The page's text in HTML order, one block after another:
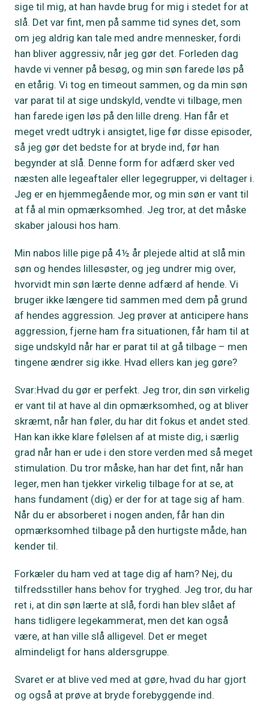
sige til mig, at han havde brug for mig i stedet for at
slå. Det var fint, men på samme tid synes det, som
om jeg aldrig kan tale med andre mennesker, fordi
han bliver aggressiv, når jeg gør det. Forleden dag
havde vi venner på besøg, og min søn farede løs på
en etårig. Vi tog en timeout sammen, og da min søn
var parat til at sige undskyld, vendte vi tilbage, men
han farede igen løs på den lille dreng. Han får et
meget vredt udtryk i ansigtet, lige før disse episoder,
så jeg gør det bedste for at bryde ind, før han
begynder at slå. Denne form for adfærd sker ved
næsten alle legeaftaler eller legegrupper, vi deltager i.
Jeg er en hjemmegående mor, og min søn er vant til
at få al min opmærksomhed. Jeg tror, at det måske
skaber jalousi hos ham.
Min nabos lille pige på 4½ år plejede altid at slå min
søn og hendes lillesøster, og jeg undrer mig over,
hvorvidt min søn lærte denne adfærd af hende. Vi
bruger ikke længere tid sammen med dem på grund
af hendes aggression. Jeg prøver at anticipere hans
aggression, fjerne ham fra situationen, får ham til at
sige undskyld når har er parat til at gå tilbage – men
tingene ændrer sig ikke. Hvad ellers kan jeg gøre?
Svar:Hvad du gør er perfekt. Jeg tror, din søn virkelig
er vant til at have al din opmærksomhed, og at bliver
skræmt, når han føler, du har dit fokus et andet sted.
Han kan ikke klare følelsen af at miste dig, i særlig
grad når han er ude i den store verden med så meget
stimulation. Du tror måske, han har det fint, når han
leger, men han tjekker virkelig tilbage for at se, at
hans fundament (dig) er der for at tage sig af ham.
Når du er absorberet i nogen anden, får han din
opmærksomhed tilbage på den hurtigste måde, han
kender til.
Forkæler du ham ved at tage dig af ham? Nej, du
tilfredsstiller hans behov for tryghed. Jeg tror, du har
ret i, at din søn lærte at slå, fordi han blev slået af
hans tidligere legekammerat, men det kan også
være, at han ville slå alligevel. Det er meget
almindeligt for hans aldersgruppe.
Svaret er at blive ved med at gøre, hvad du har gjort
og også at prøve at bryde forebyggende ind.